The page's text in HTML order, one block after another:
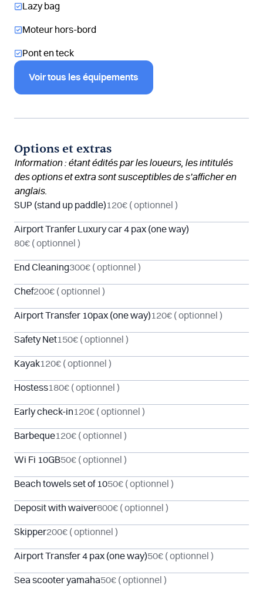
Lazy bag
Moteur hors-bord
Pont en teck
Voir tous les équipements
Options et extras
Information : étant édités par les loueurs, les intitulés
des options et extra sont susceptibles de s’afficher en
anglais.
SUP (stand up paddle)120€ ( optionnel )
Airport Tranfer Luxury car 4 pax (one way)
80€ ( optionnel )
End Cleaning300€ ( optionnel )
Chef200€ ( optionnel )
Airport Transfer 10pax (one way)120€ ( optionnel )
Safety Net150€ ( optionnel )
Kayak120€ ( optionnel )
Hostess180€ ( optionnel )
Early check-in120€ ( optionnel )
Barbeque120€ ( optionnel )
Wi Fi 10GB50€ ( optionnel )
Beach towels set of 1050€ ( optionnel )
Deposit with waiver600€ ( optionnel )
Skipper200€ ( optionnel )
Airport Transfer 4 pax (one way)50€ ( optionnel )
Sea scooter yamaha50€ ( optionnel )